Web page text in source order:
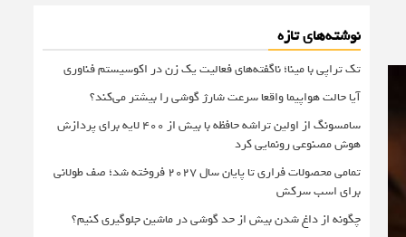
نوشته‌های تازه
تک تراپی با مینا؛ ناگفته‌های فعالیت یک زن در اکوسیستم فناوری
آیا حالت هواپیما واقعا سرعت شارژ گوشی را بیشتر می‌کند؟
سامسونگ از اولین تراشه حافظه با بیش از ۴۰۰ لایه برای پردازش
هوش مصنوعی رونمایی کرد
تمامی محصولات فراری تا پایان سال ۲۰۲۷ فروخته شد؛ صف طولانی
برای اسب سرکش
چگونه از داغ شدن بیش از حد گوشی در ماشین جلوگیری کنیم؟